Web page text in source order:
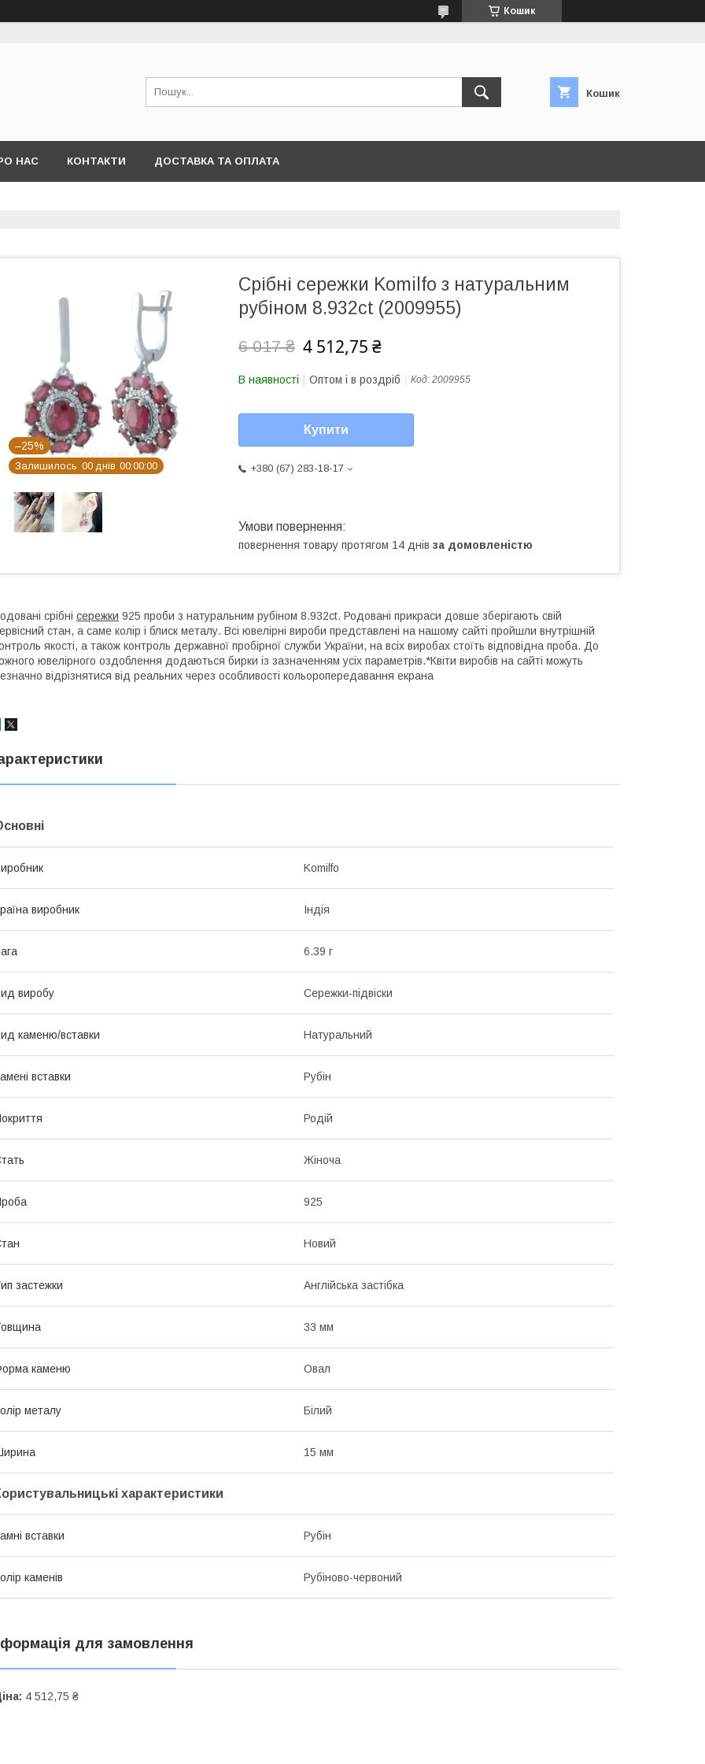
Кошик
Кошик
НАС КОНТАКТИ ДОСТАВКА ТА ОПЛАТА
–25%
Залишилось 00 днів 00 00 00
Срібні сережки Komilfo з натуральним
рубіном 8.932ct (2009955)
6 017 ₴ 4 512,75 ₴
В наявності Оптом і в роздріб Код: 2009955
Купити
+380 (67) 283-18-17
повернення товару протягом 14 днів за домовленістю
срібні сережки 925 проби з натуральним рубіном 8.932ct. Родовані прикраси довше зберігають свій
стан, а саме колір і блиск металу. Всі ювелірні вироби представлені на нашому сайті пройшли внутрішній
якості, а також контроль державної пробірної служби України, на всіх виробах стоїть відповідна проба. До
ювелірного оздоблення додаються бирки із зазначенням усіх параметрів.*Квіти виробів на сайті можуть
відрізнятися від реальних через особливості кольоропередавання екрана
Komilfo
виробник Індія
6.39 г
виробу Сережки-підвіски
каменю/вставки Натуральний
вставки Рубін
Родій
Жіноча
925
Новий
застежки Англійська застібка
33 мм
каменю Овал
металу Білий
15 мм
характеристики
вставки Рубін
каменів Рубіново-червоний
для замовлення
4 512,75 ₴